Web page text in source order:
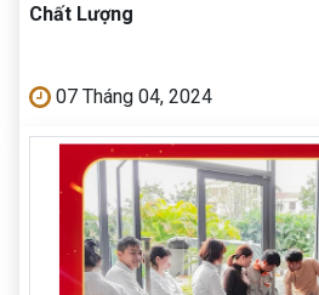
Chất Lượng
07 Tháng 04, 2024